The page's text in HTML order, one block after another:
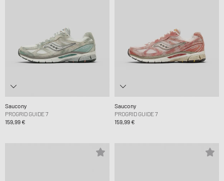
Saucony
PROGRID GUIDE 7
159,99 €
Saucony
PROGRID GUIDE 7
159,99 €